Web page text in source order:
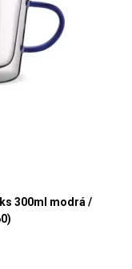
300ml modrá /